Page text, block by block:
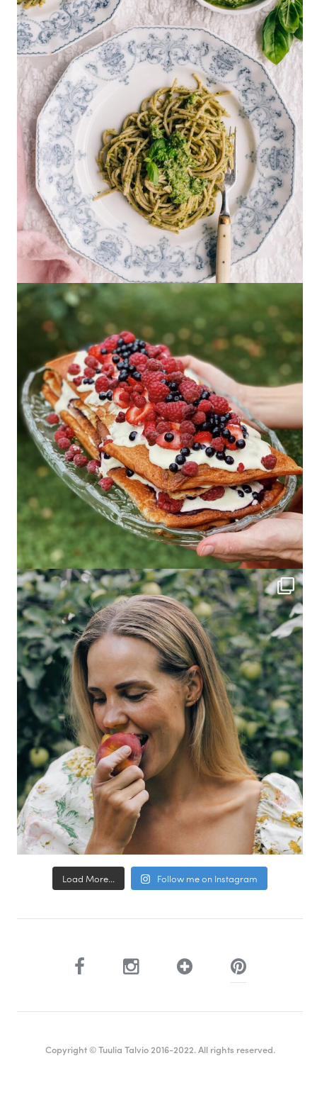
Load More... Follow me on Instagram
Copyright © Tuulia Talvio 2016-2022. All rights reserved.